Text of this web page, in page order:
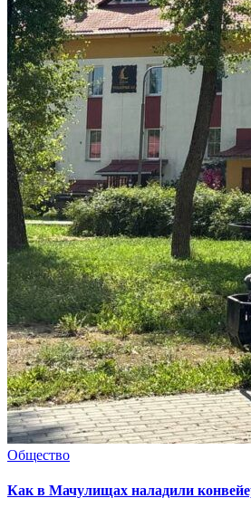
Общество
Как в Мачулищах наладили